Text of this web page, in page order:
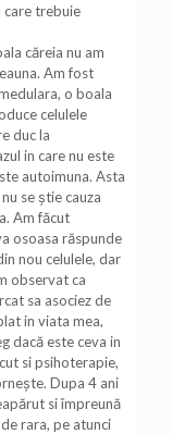
care trebuie
căreia nu am
Am fost
o boala
celulele
duc la
in care nu este
autoimuna. Asta
se știe cauza
Am făcut
osoasa răspunde
nou celulele, dar
observat ca
sa asociez de
in viata mea,
dacă este ceva in
si psihoterapie,
Dupa 4 ani
si împreună
rara, pe atunci